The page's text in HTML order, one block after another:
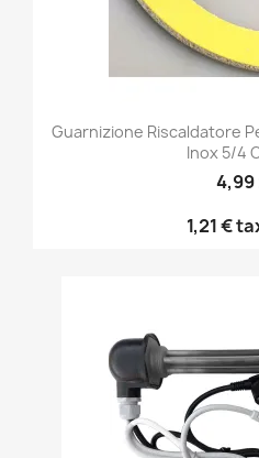
Guarnizione Riscaldatore
Inox 5/4
4,99
1,21 €